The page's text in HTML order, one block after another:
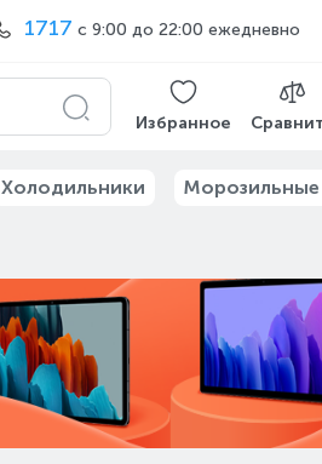
1717 с 9:00 до 22:00 ежедневно
Избранное
Холодильники